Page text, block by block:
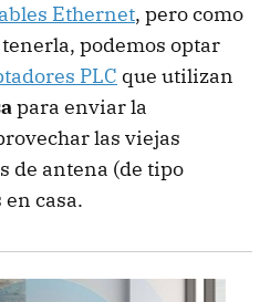
Ethernet, pero como
podemos optar
PLC que utilizan
para enviar la
las viejas
de antena (de tipo
casa.